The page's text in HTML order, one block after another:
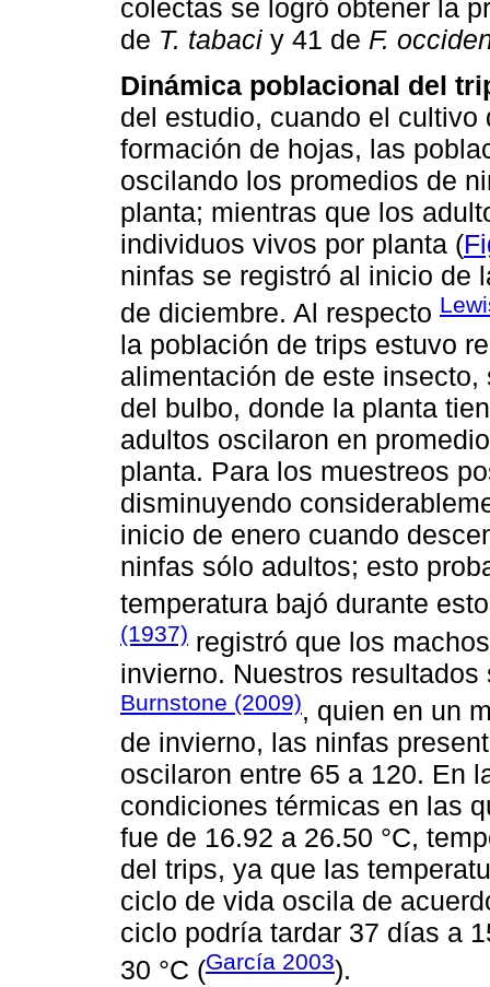
colectas se logró obtener la
de T. tabaci y 41 de F.
Dinámica poblacional del
del estudio, cuando el
formación de hojas, las
oscilando los promedios de
planta; mientras que los
individuos vivos por planta (
ninfas se registró al inicio de
de diciembre. Al respecto
la población de trips estuvo
alimentación de este
del bulbo, donde la planta
adultos oscilaron en
planta. Para los muestreos
disminuyendo
inicio de enero cuando
ninfas sólo adultos; esto
temperatura bajó durante
(1937) registró que los
invierno. Nuestros
Burnstone (2009), quien en un
de invierno, las ninfas
oscilaron entre 65 a 120. En
condiciones térmicas en las
fue de 16.92 a 26.50 °C,
del trips, ya que las
ciclo de vida oscila de
ciclo podría tardar 37 días a
30 °C (García 2003).